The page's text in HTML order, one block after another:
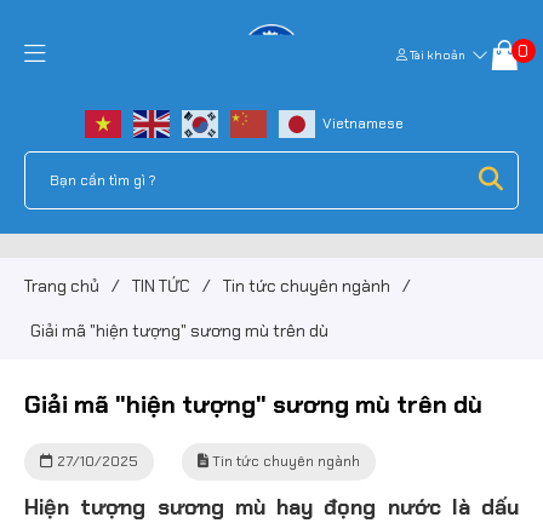
Tài khoản 0
Trang chủ / TIN TỨC / Tin tức chuyên ngành /
Giải mã "hiện tượng" sương mù trên dù
Giải mã "hiện tượng" sương mù trên dù
27/10/2025 Tin tức chuyên ngành
Hiện tượng sương mù hay đọng nước là dấu